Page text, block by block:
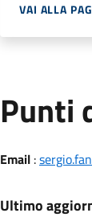
VAI ALLA
Punti
Email:
Ultimo